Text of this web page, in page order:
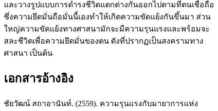
และวางรูปแบบการดำรงชีวิตแตกต่างกันออกไปตามที่ตนเชื่อถือ
ซึ่งความยึดมั่นถือมั่นนี้เองทำให้เกิดความขัดแย้งกันขึ้นมา ส่วน
ใหญ่ความขัดแย้งทางศาสนามักจะมีความรุนแรงและพร้อมจะ
สละชีวิตเพื่อความยึดมั่นของตน ดังที่ปรากฏเป็นสงครามทาง
ศาสนา เป็นต้น
เอกสารอ้างอิง
ชัยวัฒน์ สถาอานันท์. (2559). ความรุนแรงกับมายาการแห่ง